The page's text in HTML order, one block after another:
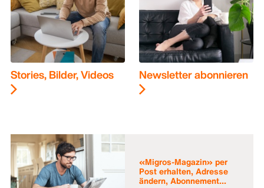
Stories, Bilder, Videos Newsletter abonnieren
«Migros-Magazin» per
Post erhalten, Adresse
ändern, Abonnement...